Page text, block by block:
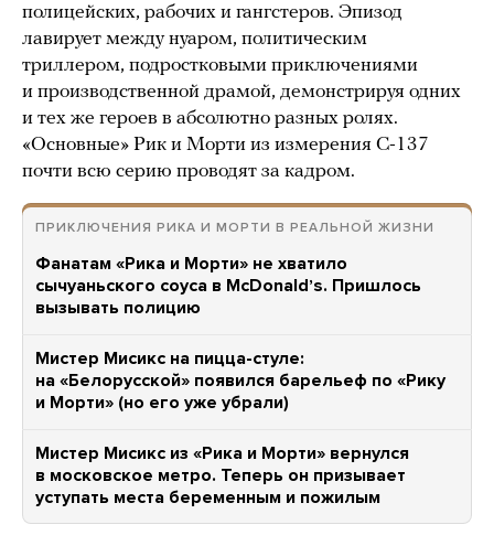
полицейских, рабочих и гангстеров. Эпизод
лавирует между нуаром, политическим
триллером, подростковыми приключениями
и производственной драмой, демонстрируя одних
и тех же героев в абсолютно разных ролях.
«Основные» Рик и Морти из измерения C-137
почти всю серию проводят за кадром.
ПРИКЛЮЧЕНИЯ РИКА И МОРТИ В РЕАЛЬНОЙ ЖИЗНИ
Фанатам «Рика и Морти» не хватило
сычуаньского соуса в McDonaldʼs. Пришлось
вызывать полицию
Мистер Мисикс на пицца-стуле:
на «Белорусской» появился барельеф по «Рику
и Морти» (но его уже убрали)
Мистер Мисикс из «Рика и Морти» вернулся
в московское метро. Теперь он призывает
уступать места беременным и пожилым